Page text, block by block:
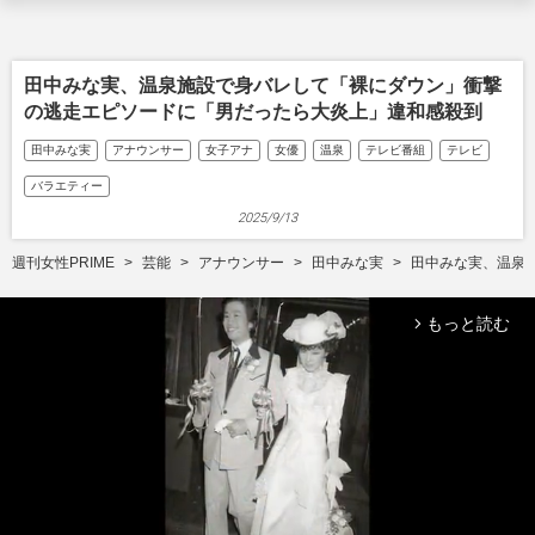
田中みな実、温泉施設で身バレして「裸にダウン」衝撃
の逃走エピソードに「男だったら大炎上」違和感殺到
田中みな実 アナウンサー 女子アナ 女優 温泉 テレビ番組 テレビ
バラエティー
2025/9/13
週刊女性PRIME 芸能 アナウンサー 田中みな実 田中みな実、温泉
arrow_forward_ios もっと読む